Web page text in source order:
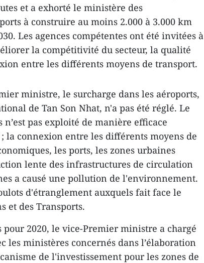
et a exhorté le ministère des
à construire au moins 2.000 à 3.000 km
Les agences compétentes ont été invitées à
la compétitivité du secteur, la qualité
entre les différents moyens de transport.
ministre, le surcharge dans les aéroports,
de Tan Son Nhat, n'a pas été réglé. Le
pas exploité de manière efficace
connexion entre les différents moyens de
les ports, les zones urbaines
lente des infrastructures de circulation
a causé une pollution de l'environnement.
d'étranglement auxquels fait face le
et des Transports.
pour 2020, le vice-Premier ministre a chargé
les ministères concernés dans l’élaboration
de l'investissement pour les zones de